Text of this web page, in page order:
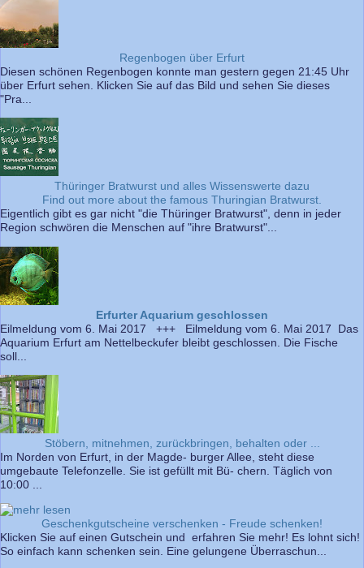
Regenbogen über Erfurt
Diesen schönen Regenbogen konnte man gestern gegen 21:45 Uhr
über Erfurt sehen. Klicken Sie auf das Bild und sehen Sie dieses
"Pra...
Thüringer Bratwurst und alles Wissenswerte dazu
Find out more about the famous Thuringian Bratwurst.
Eigentlich gibt es gar nicht "die Thüringer Bratwurst", denn in jeder
Region schwören die Menschen auf "ihre Bratwurst"...
Erfurter Aquarium geschlossen
Eilmeldung vom 6. Mai 2017 +++ Eilmeldung vom 6. Mai 2017 Das
Aquarium Erfurt am Nettelbeckufer bleibt geschlossen. Die Fische
soll...
Stöbern, mitnehmen, zurückbringen, behalten oder ...
Im Norden von Erfurt, in der Magde- burger Allee, steht diese
umgebaute Telefonzelle. Sie ist gefüllt mit Bü- chern. Täglich von
10:00 ...
Geschenkgutscheine verschenken - Freude schenken!
Klicken Sie auf einen Gutschein und erfahren Sie mehr! Es lohnt sich!
So einfach kann schenken sein. Eine gelungene Überraschun...